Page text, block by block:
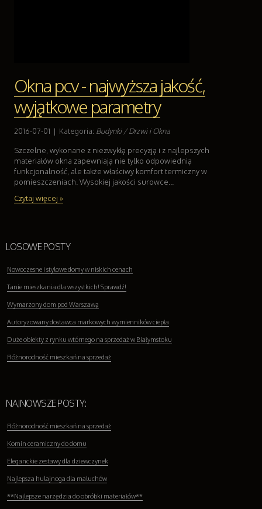
Okna pcv - najwyższa jakość,
wyjątkowe parametry
2016-07-01 | Kategoria: Budynki / Drzwi i Okna
Szczelne, wykonane z niezwykłą precyzją i z najlepszych
materiałów okna zapewniają nie tylko odpowiednią
funkcjonalność, ale także właściwy komfort termiczny w
pomieszczeniach. Wysokiej jakości surowce...
Czytaj więcej »
LOSOWE POSTY
Nowoczesne i stylowe domy w niskich cenach
Tanie mieszkania dla wszystkich! Sprawdź!
Wymarzony dom pod Warszawą
Autoryzowany dostawca markowych wymienników ciepła
Duże obiekty z rynku wtórnego na sprzedaż w Białymstoku
Różnorodność mieszkań na sprzedaż
NAJNOWSZE POSTY:
Różnorodność mieszkań na sprzedaż
Komin ceramiczny do domu
Eleganckie zestawy dla dziewczynek
Najlepsza hulajnoga dla maluchów
**Najlepsze narzędzia do obróbki materiałów**